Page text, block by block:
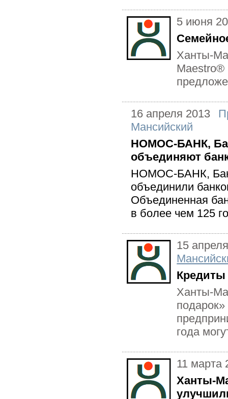
5 июня
Ханты-
Maestro®
16 апреля 2013
Мансийский
НОМОС-БАНК,
объединяют
НОМОС-БАНК,
объединили
Объединенная
в более чем 125
15
Кредиты
Ханты-
года
11 марта
Ханты-